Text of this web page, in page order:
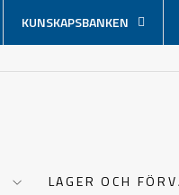
KUNSKAPSBANKEN
LAGER OCH